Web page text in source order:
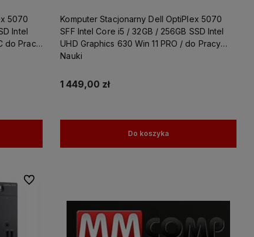
5070
Intel
do Pracy
Komputer Stacjonarny Dell OptiPlex 5070
SFF Intel Core i5 / 32GB / 256GB SSD Intel
UHD Graphics 630 Win 11 PRO / do Pracy
Nauki
1 449,00 zł
Do koszyka
Do ulubionych